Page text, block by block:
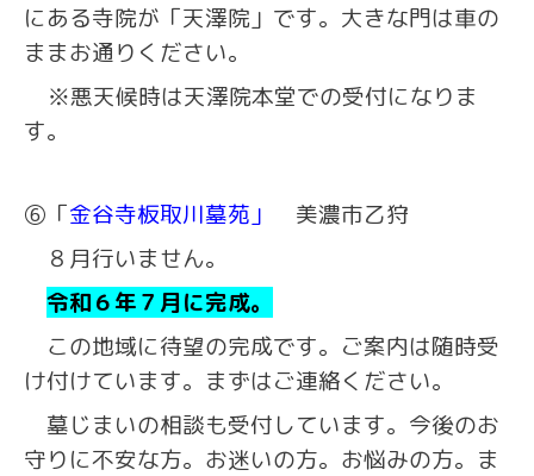
にある寺院が「天澤院」です。大きな門は車の
ままお通りください。
※悪天候時は天澤院本堂での受付になりま
す。
⑥「金谷寺板取川墓苑」
美濃市乙狩
８月行いません。
令和６年７月に完成。
この地域に待望の完成です。ご案内は随時受
け付けています。まずはご連絡ください。
墓じまいの相談も受付しています。今後のお
守りに不安な方。お迷いの方。お悩みの方。ま